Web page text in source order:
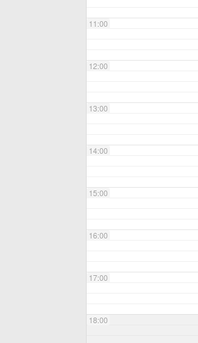
11:00
12:00
13:00
14:00
15:00
16:00
17:00
18:00